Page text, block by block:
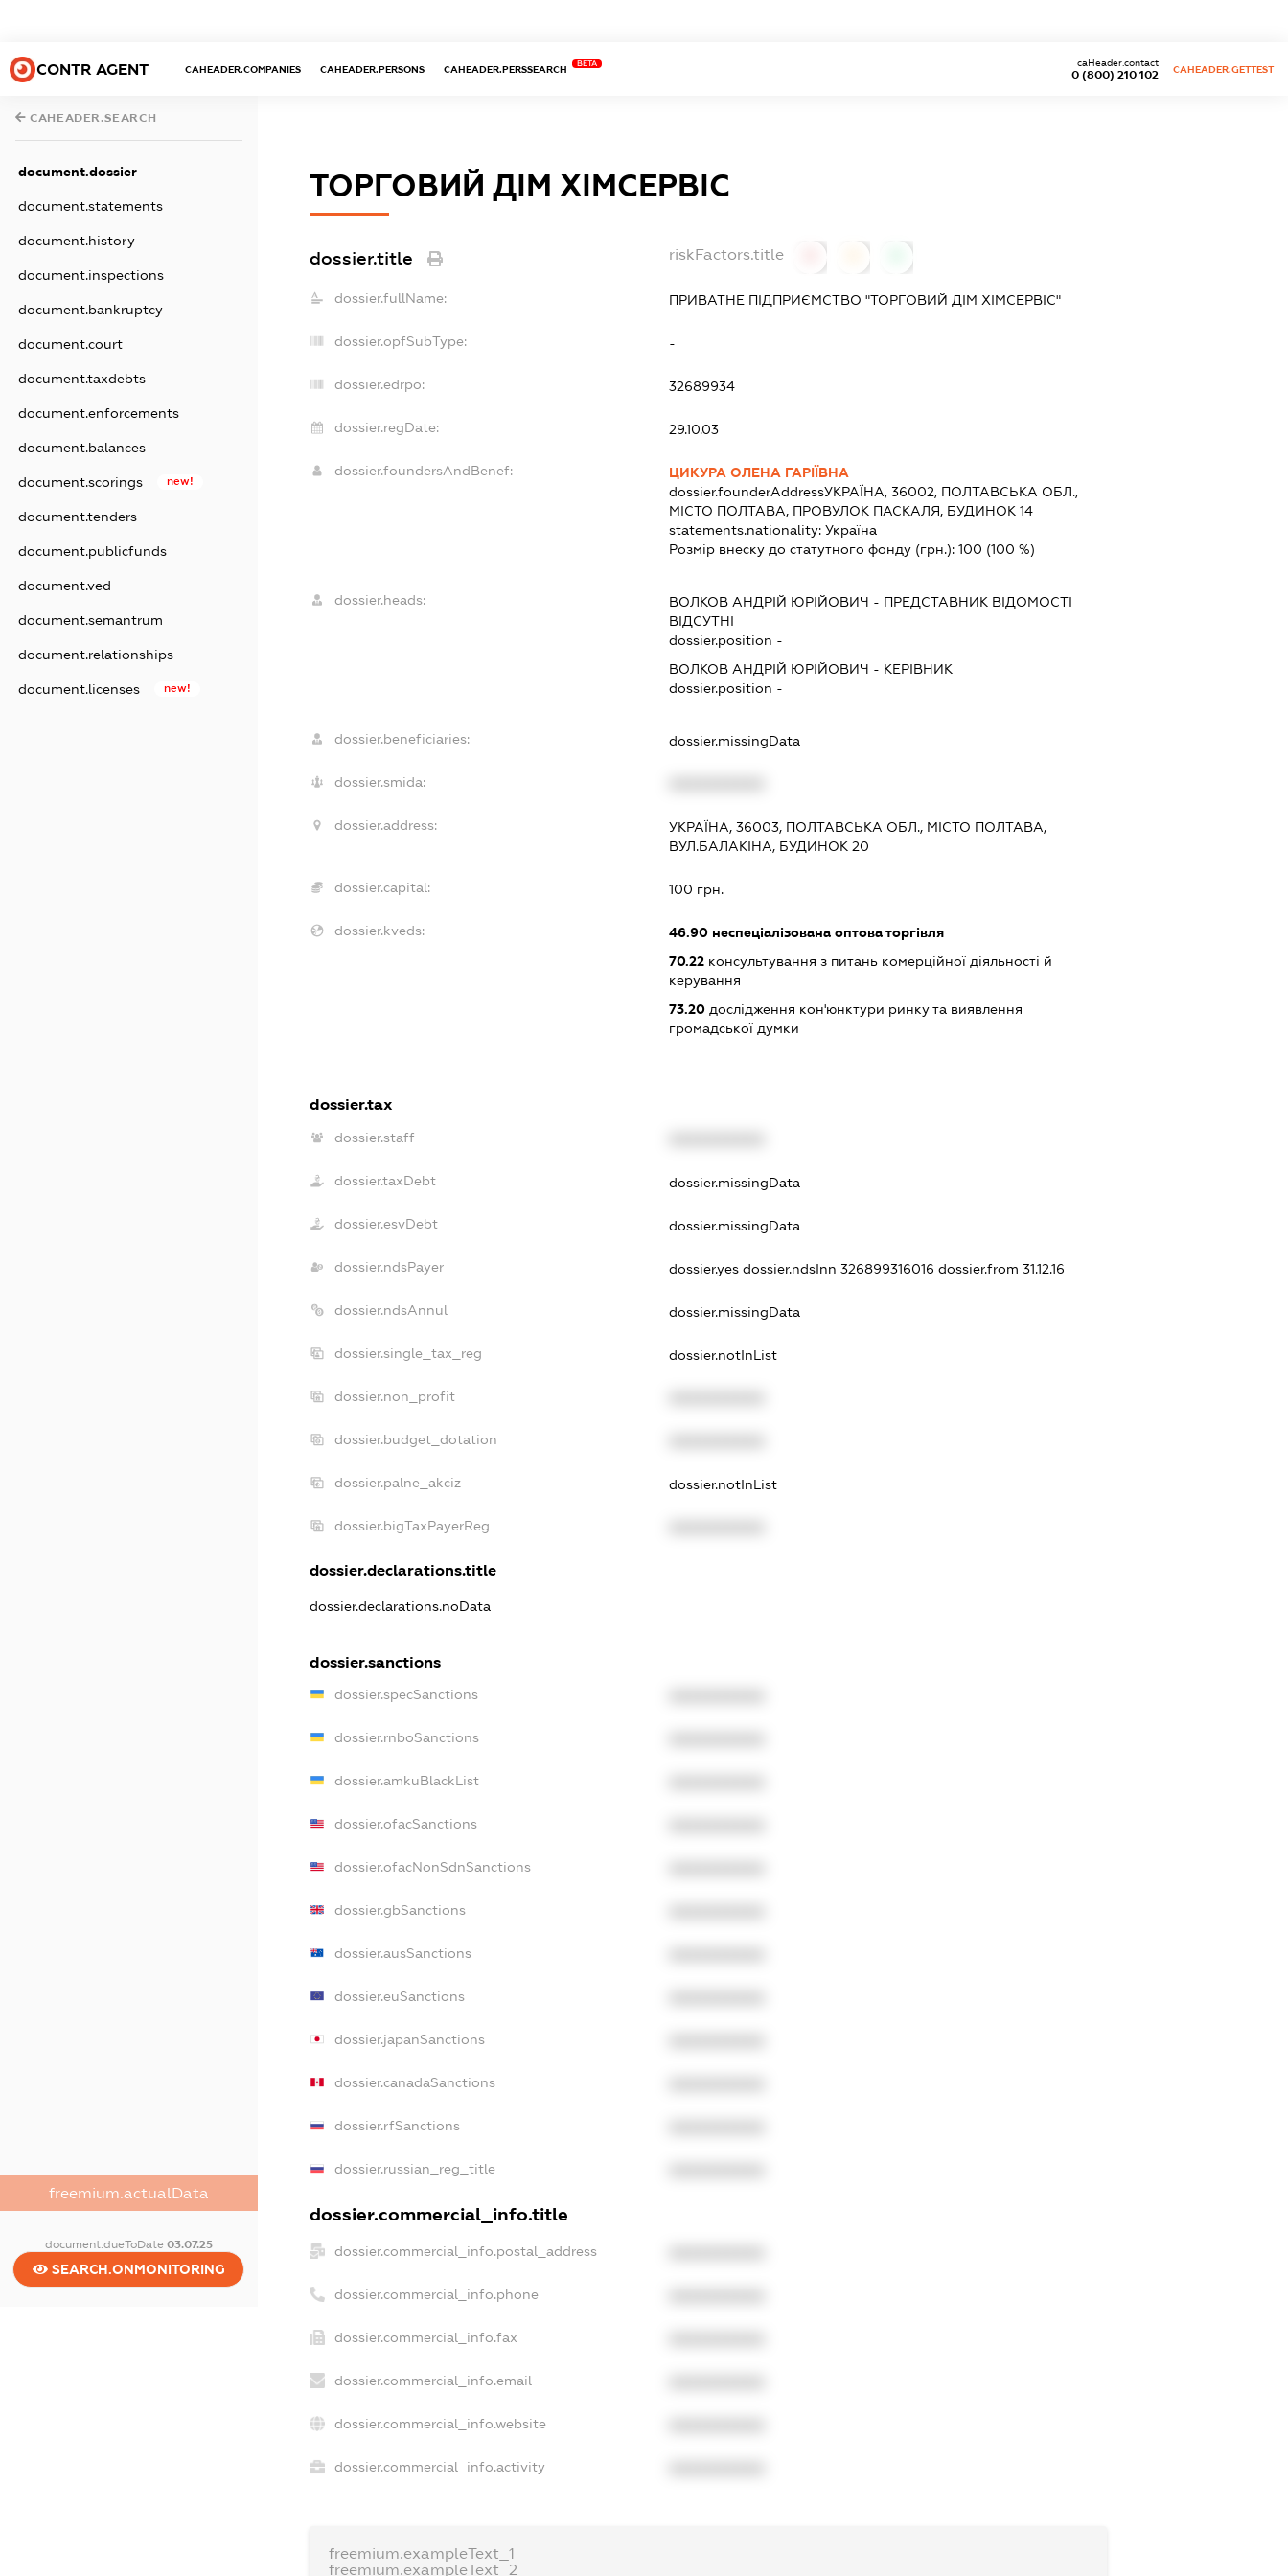
CONTR AGENT CAHEADER.COMPANIES CAHEADER.PERSONS CAHEADER.PERSSEARCH
BETA
0 (800) 210 102
caHeader.contact
CAHEADER.GETTEST
CAHEADER.SEARCH
document.dossier
document.statements
document.history
document.inspections
document.bankruptcy
document.court
document.taxdebts
document.enforcements
document.balances
document.scorings new!
document.tenders
document.publicfunds
document.ved
document.semantrum
document.relationships
document.licenses new!
freemium.actualData
document.dueToDate 03.07.25
SEARCH.ONMONITORING
ТОРГОВИЙ ДІМ ХІМСЕРВІС
dossier.title riskFactors.title
dossier.fullName: ПРИВАТНЕ ПІДПРИЄМСТВО "ТОРГОВИЙ ДІМ ХІМСЕРВІС"
dossier.opfSubType: -
dossier.edrpo: 32689934
dossier.regDate: 29.10.03
dossier.foundersAndBenef:
ЦИКУРА ОЛЕНА ГАРІЇВНА
dossier.founderAddressУКРАЇНА, 36002, ПОЛТАВСЬКА ОБЛ.,
МІСТО ПОЛТАВА, ПРОВУЛОК ПАСКАЛЯ, БУДИНОК 14
statements.nationality: Україна
Розмір внеску до статутного фонду (грн.): 100 (100 %)
dossier.heads: ВОЛКОВ АНДРІЙ ЮРІЙОВИЧ - ПРЕДСТАВНИК ВІДОМОСТІ
ВІДСУТНІ
dossier.position -
ВОЛКОВ АНДРІЙ ЮРІЙОВИЧ - КЕРІВНИК
dossier.position -
dossier.beneficiaries: dossier.missingData
dossier.smida:
dossier.address:
УКРАЇНА, 36003, ПОЛТАВСЬКА ОБЛ., МІСТО ПОЛТАВА,
ВУЛ.БАЛАКІНА, БУДИНОК 20
dossier.capital: 100 грн.
dossier.kveds: 46.90неспеціалізована оптова торгівля
70.22консультування з питань комерційної діяльності й
керування
73.20дослідження кон'юнктури ринку та виявлення
громадської думки
dossier.tax
dossier.staff
dossier.taxDebt dossier.missingData
dossier.esvDebt dossier.missingData
dossier.ndsPayer dossier.yes dossier.ndsInn 326899316016 dossier.from 31.12.16
dossier.ndsAnnul dossier.missingData
dossier.single_tax_reg dossier.notInList
dossier.non_profit
dossier.budget_dotation
dossier.palne_akciz dossier.notInList
dossier.bigTaxPayerReg
dossier.declarations.title
dossier.declarations.noData
dossier.sanctions
dossier.specSanctions
dossier.rnboSanctions
dossier.amkuBlackList
dossier.ofacSanctions
dossier.ofacNonSdnSanctions
dossier.gbSanctions
dossier.ausSanctions
dossier.euSanctions
dossier.japanSanctions
dossier.canadaSanctions
dossier.rfSanctions
dossier.russian_reg_title
dossier.commercial_info.title
dossier.commercial_info.postal_address
dossier.commercial_info.phone
dossier.commercial_info.fax
dossier.commercial_info.email
dossier.commercial_info.website
dossier.commercial_info.activity
freemium.exampleText_1
freemium.exampleText_2